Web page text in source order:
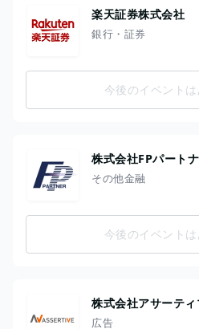
楽天証券株式会社
銀行・証券
今後のイベント
株式会社FPパート
その他金融
今後のイベント
株式会社アサーティ
広告